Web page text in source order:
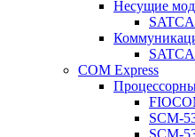
Несущие
COM Express
SCM-
SCM-